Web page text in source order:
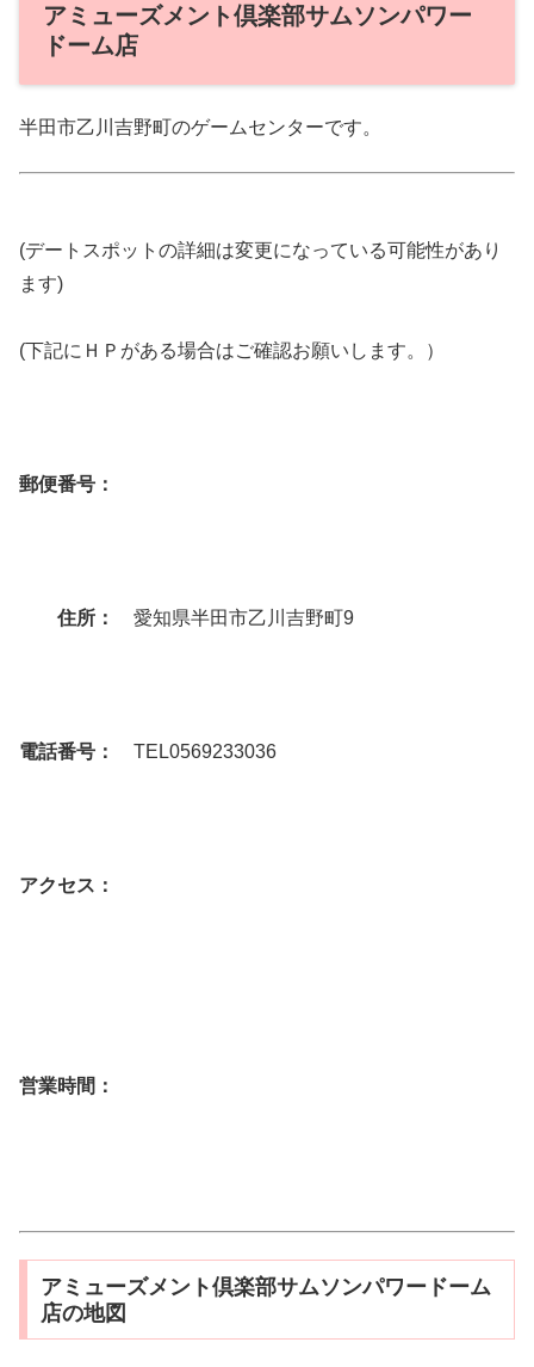
アミューズメント倶楽部サムソンパワー
ドーム店
半田市乙川吉野町のゲームセンターです。
(デートスポットの詳細は変更になっている可能性があり
ます)
(下記にＨＰがある場合はご確認お願いします。）
郵便番号：
住所： 愛知県半田市乙川吉野町9
電話番号： TEL0569233036
アクセス：
営業時間：
アミューズメント倶楽部サムソンパワードーム
店の地図